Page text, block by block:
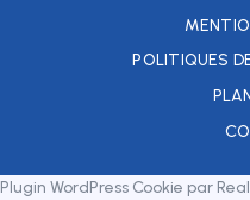
POLITIQUES
Plugin WordPress Cookie par